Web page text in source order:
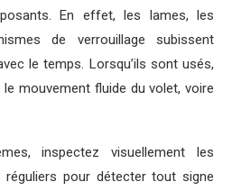
En effet, les lames, les
de verrouillage subissent
le temps. Lorsqu’ils sont usés,
mouvement fluide du volet, voire
inspectez visuellement les
pour détecter tout signe